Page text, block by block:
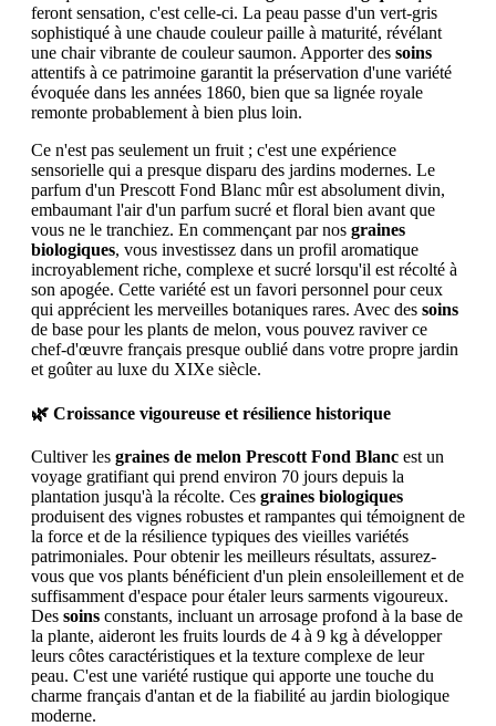
feront sensation, c'est celle-ci. La peau passe d'un vert-gris
sophistiqué à une chaude couleur paille à maturité, révélant
une chair vibrante de couleur saumon. Apporter des soins
attentifs à ce patrimoine garantit la préservation d'une variété
évoquée dans les années 1860, bien que sa lignée royale
remonte probablement à bien plus loin.
Ce n'est pas seulement un fruit ; c'est une expérience
sensorielle qui a presque disparu des jardins modernes. Le
parfum d'un Prescott Fond Blanc mûr est absolument divin,
embaumant l'air d'un parfum sucré et floral bien avant que
vous ne le tranchiez. En commençant par nos graines
biologiques, vous investissez dans un profil aromatique
incroyablement riche, complexe et sucré lorsqu'il est récolté à
son apogée. Cette variété est un favori personnel pour ceux
qui apprécient les merveilles botaniques rares. Avec des soins
de base pour les plants de melon, vous pouvez raviver ce
chef-d'œuvre français presque oublié dans votre propre jardin
et goûter au luxe du XIXe siècle.
🌿 Croissance vigoureuse et résilience historique
Cultiver les graines de melon Prescott Fond Blanc est un
voyage gratifiant qui prend environ 70 jours depuis la
plantation jusqu'à la récolte. Ces graines biologiques
produisent des vignes robustes et rampantes qui témoignent de
la force et de la résilience typiques des vieilles variétés
patrimoniales. Pour obtenir les meilleurs résultats, assurez-
vous que vos plants bénéficient d'un plein ensoleillement et de
suffisamment d'espace pour étaler leurs sarments vigoureux.
Des soins constants, incluant un arrosage profond à la base de
la plante, aideront les fruits lourds de 4 à 9 kg à développer
leurs côtes caractéristiques et la texture complexe de leur
peau. C'est une variété rustique qui apporte une touche du
charme français d'antan et de la fiabilité au jardin biologique
moderne.